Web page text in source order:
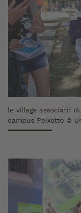
le village associatif
campus Peixotto ©